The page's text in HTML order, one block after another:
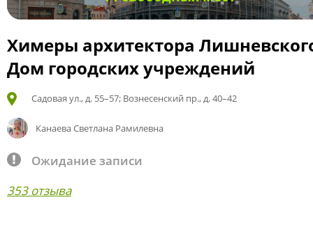
Химеры архитектора
Дом городских учреждений
Садовая ул., д. 55–57; Вознесенский пр., д. 40–42
Канаева Светлана Рамилевна
Ожидание записи
353 отзыва